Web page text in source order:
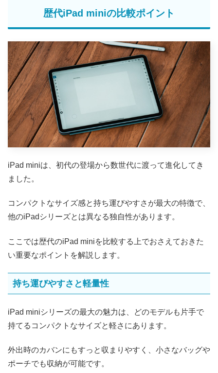
歴代iPad miniの比較ポイント
iPad miniは、初代の登場から数世代に渡って進化してき
ました。
コンパクトなサイズ感と持ち運びやすさが最大の特徴で、
他のiPadシリーズとは異なる独自性があります。
ここでは歴代のiPad miniを比較する上でおさえておきた
い重要なポイントを解説します。
持ち運びやすさと軽量性
iPad miniシリーズの最大の魅力は、どのモデルも片手で
持てるコンパクトなサイズと軽さにあります。
外出時のカバンにもすっと収まりやすく、小さなバッグや
ポーチでも収納が可能です。